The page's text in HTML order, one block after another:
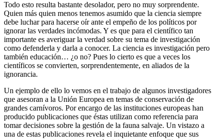
Todo esto resulta bastante desolador, pero no muy sorprendente.
Quien más quien menos tenemos asumido que la ciencia siempre
debe luchar para hacerse oír ante el empeño de los políticos por
ignorar las verdades incómodas. Y es que para el científico tan
importante es averiguar la verdad sobre su tema de investigación
como defenderla y darla a conocer. La ciencia es investigación pero
también educación… ¿o no? Pues lo cierto es que a veces los
científicos se convierten, sorprendentemente, en aliados de la
ignorancia.
Un ejemplo de ello lo vemos en el trabajo de algunos investigadores
que asesoran a la Unión Europea en temas de conservación de
grandes carnívoros. Por encargo de las instituciones europeas han
producido publicaciones que éstas utilizan como referencia para
tomar decisiones sobre la gestión de la fauna salvaje. Un vistazo a
una de estas publicaciones revela el inquietante enfoque que sus